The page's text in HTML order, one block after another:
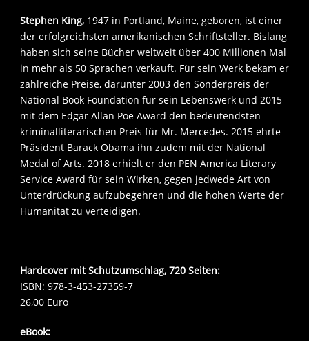
Stephen King, 1947 in Portland, Maine, geboren, ist einer
der erfolgreichsten amerikanischen Schriftsteller. Bislang
haben sich seine Bücher weltweit über 400 Millionen Mal
in mehr als 50 Sprachen verkauft. Für sein Werk bekam er
zahlreiche Preise, darunter 2003 den Sonderpreis der
National Book Foundation für sein Lebenswerk und 2015
mit dem Edgar Allan Poe Award den bedeutendsten
kriminalliterarischen Preis für Mr. Mercedes. 2015 ehrte
Präsident Barack Obama ihn zudem mit der National
Medal of Arts. 2018 erhielt er den PEN America Literary
Service Award für sein Wirken, gegen jedwede Art von
Unterdrückung aufzubegehren und die hohen Werte der
Humanität zu verteidigen.
Hardcover mit Schutzumschlag, 720 Seiten:
ISBN: 978-3-453-27359-7
26,00 Euro
eBook: